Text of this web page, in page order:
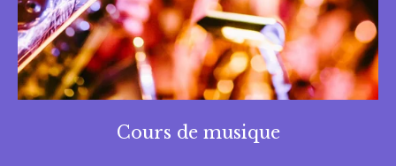
Cours de musique